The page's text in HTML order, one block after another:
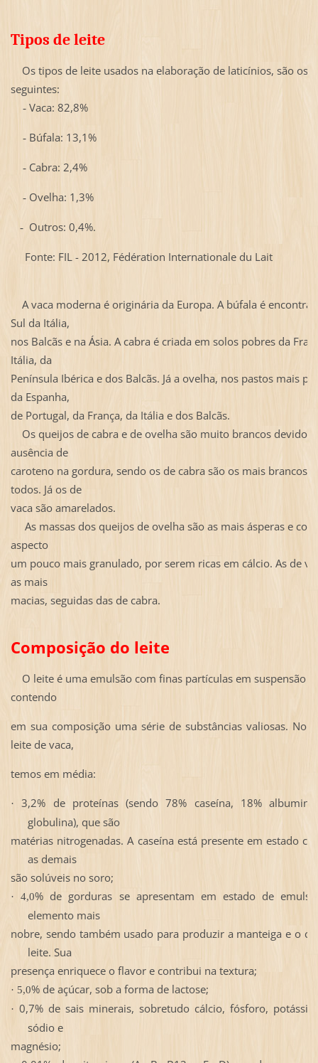
Tipos de leite
Os tipos de leite usados na elaboração de laticínios, são os
seguintes:
Vaca: 82,8%
Búfala: 13,1%
Cabra: 2,4%
Ovelha: 1,3%
Outros: 0,4%.
FIL - 2012, Fédération Internationale du Lait
A vaca moderna é originária da Europa. A búfala é
Sul da Itália,
nos Balcãs e na Ásia. A cabra é criada em solos pobres da
Itália, da
Península Ibérica e dos Balcãs. Já a ovelha, nos pastos mais
da Espanha,
de Portugal, da França, da Itália e dos Balcãs.
Os queijos de cabra e de ovelha são muito brancos devido a
ausência de
caroteno na gordura, sendo os de cabra são os mais brancos
todos. Já os de
vaca são amarelados.
As massas dos queijos de ovelha são as mais ásperas e
aspecto
um pouco mais granulado, por serem ricas em cálcio. As de
as mais
macias, seguidas das de cabra.
Composição do leite
O leite é uma emulsão com finas partículas em suspensão
contendo
emsua composição uma série de substâncias valiosas. No
leite de vaca,
temos em média:
·
3,2% de proteínas (sendo 78% caseína, 18%
globulina), que são
matérias nitrogenadas. A caseína está presente em estado
as demais
são solúveis no soro;
· 4,0% de gorduras se apresentam em estado de
elemento mais
nobre, sendo também usado para produzir a manteiga e o
leite. Sua
presença enriquece o flavor e contribui na textura;
· 5,0% de açúcar, sob a forma de lactose;
· 0,7% de sais minerais, sobretudo cálcio, fósforo,
sódio e
magnésio;